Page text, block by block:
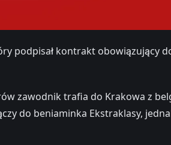
podpisał kontrakt
zawodnik trafia do Krakowa z
do beniaminka Ekstraklasy,